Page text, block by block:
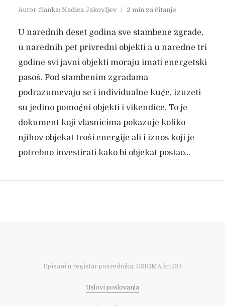
Autor članka: Nadica Jakovljev 2 min za čitanje
U narednih deset godina sve stambene zgrade,
u narednih pet privredni objekti a u naredne tri
godine svi javni objekti moraju imati energetski
pasoš. Pod stambenim zgradama
podrazumevaju se i individualne kuće, izuzeti
su jedino pomoćni objekti i vikendice. To je
dokument koji vlasnicima pokazuje koliko
njihov objekat troši energije ali i iznos koji je
potrebno investirati kako bi objekat postao...
Upisani u registar posrednika: GSIGMA br.233
Uslovi poslovanja